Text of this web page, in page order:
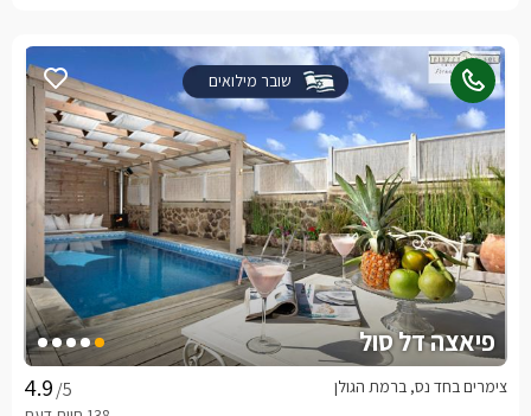
שובר מילואים
פיאצה דל סול
/5 צימרים בחד נס, ברמת הגולן